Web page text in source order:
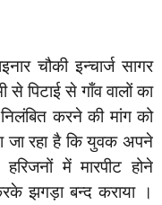
चौकी इन्चार्ज सागर
से पिटाई से गाँव वालों का
करने की मांग को
जा रहा है कि युवक अपने
में मारपीट होने
झगड़ा बन्द कराया ।